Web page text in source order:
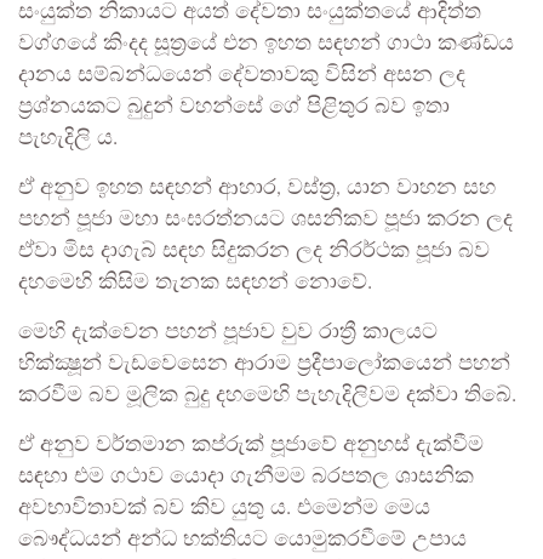
සංයුක්ත නිකායට අයත් දේවතා සංයුක්තයේ ආදිත්ත
වග්ගයේ කිංදද සූත්‍රයේ එන ඉහත සඳහන් ගාථා කණ්ඩය
දානය සම්බන්ධයෙන් දේවතාවකු විසින් අසන ලද
ප්‍රශ්නයකට බුදුන් වහන්සේ ගේ පිළිතුර බව ඉතා
පැහැදිලි ය.
ඒ අනුව ඉහත සඳහන් ආහාර, වස්ත්‍ර, යාන වාහන සහ
පහන් පූජා මහා සංඝරත්නයට ශසනිකව පූජා කරන ලද
ඒවා මිස දාගැබ් සඳහ සිදුකරන ලද නිරර්ථක පූජා බව
දහමෙහි කිසිම තැනක සඳහන් නොවේ.
මෙහි දැක්වෙන පහන් පූජාව වුව රාත්‍රී කාලයට
භික්ක්‍ෂූන් වැඩවෙසෙන ආරාම ප්‍රදීපාලෝකයෙන් පහන්
කරවීම බව මූලික බුදු දහමෙහි පැහැදිලිවම දක්වා තිබේ.
ඒ අනුව වර්තමාන කප්රුක් පූජාවේ අනුහස් දැක්වීම
සඳහා එම ගථාව යොදා ගැනීමම බරපතල ශාසනික
අවභාවිතාවක් බව කිව යුතු ය. එමෙන්ම මෙය
බෞද්ධයන් අන්ධ භක්තියට යොමුකරවීමේ උපාය